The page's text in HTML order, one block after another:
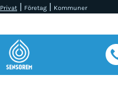
Privat | Företag | Kommuner